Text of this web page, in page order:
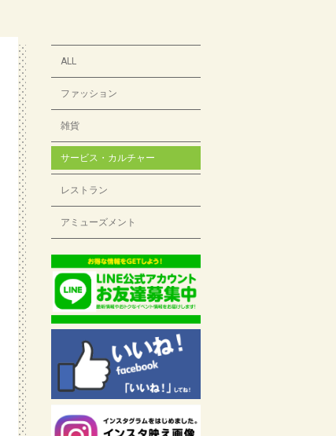
ALL
ファッション
雑貨
サービス・カルチャー
レストラン
アミューズメント